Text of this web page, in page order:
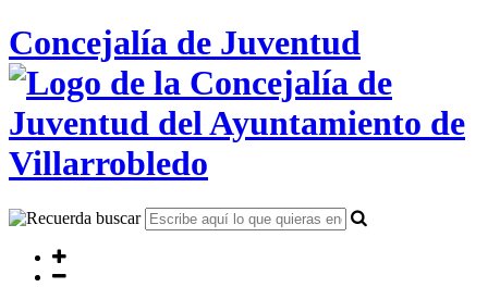
Concejalía de Juventud